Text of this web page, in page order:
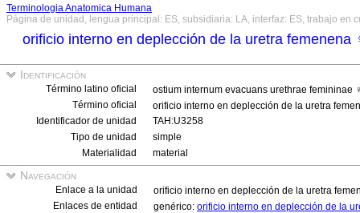
Terminologia Anatomica Humana
Página de unidad, lengua principal: ES, subsidiaria: LA, interfaz: ES, trabajo en
orificio interno en deplección de la uretra
Identificación
Término latino oficial
ostium internum evacuans urethrae femininae
Término oficial
orificio interno en deplección de la uretra
Identificador de unidad
TAH:U3258
Tipo de unidad
simple
Materialidad
material
Navegación
Enlace a la unidad
orificio interno en deplección de la uretra
Enlaces de entidad
genérico: orificio interno en deplección de la